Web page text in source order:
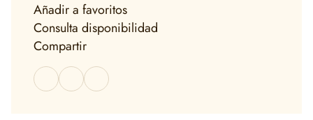
Añadir a favoritos
Consulta disponibilidad
Compartir